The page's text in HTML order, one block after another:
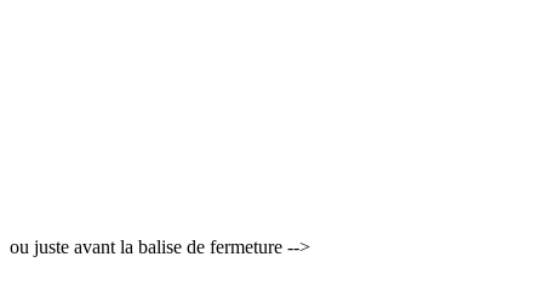
ou juste avant la balise de fermeture -->